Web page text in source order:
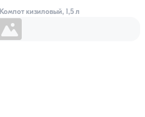
Компот кизиловый, 1,5 л